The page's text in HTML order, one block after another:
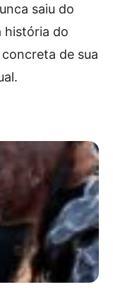
saiu do
história do
de sua